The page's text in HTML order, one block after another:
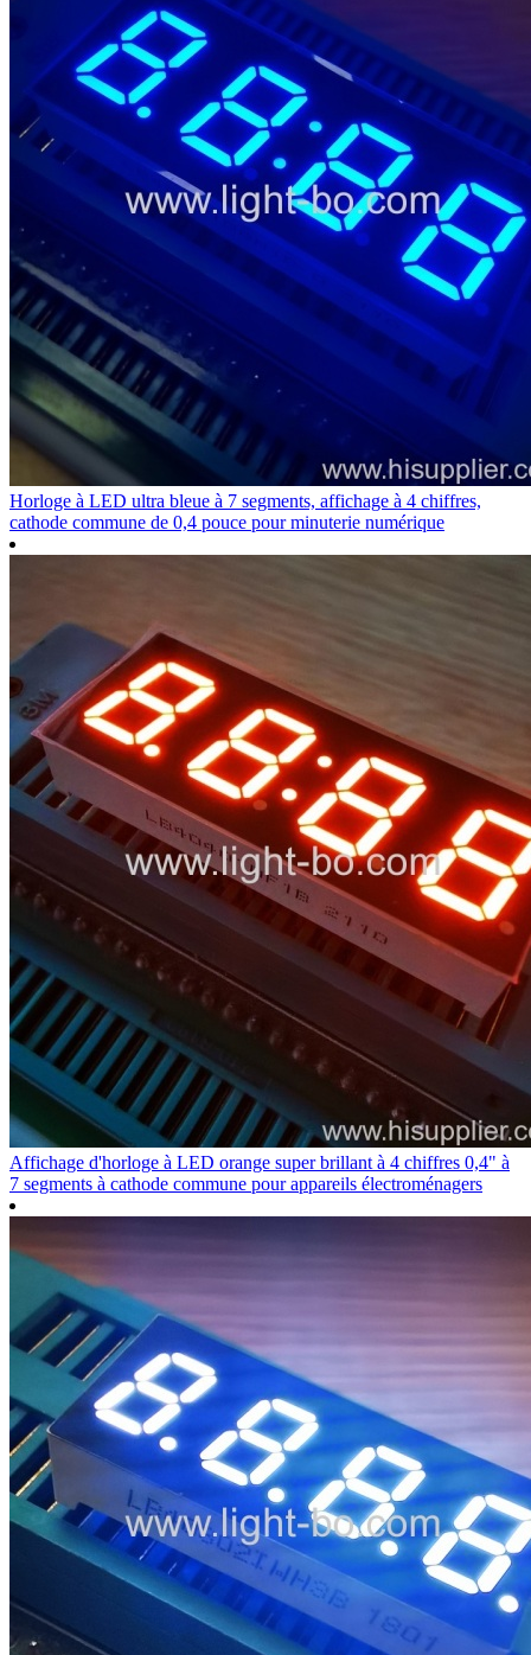
Horloge à LED ultra bleue à 7 segments, affichage à 4 chiffres,
cathode commune de 0,4 pouce pour minuterie numérique
Affichage d'horloge à LED orange super brillant à 4 chiffres 0,4" à
7 segments à cathode commune pour appareils électroménagers